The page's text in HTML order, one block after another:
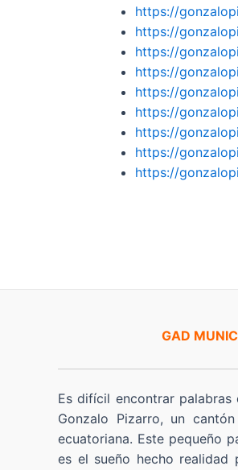
https://
https://
https://
https://
https://
https://
https://
https://
https://
GAD
Es difícil encontrar
Gonzalo Pizarro, un
ecuatoriana. Este pequeño
es el sueño hecho realidad